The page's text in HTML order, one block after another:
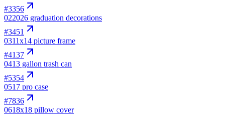
#3356
022026 graduation decorations
#3451
0311x14 picture frame
#4137
0413 gallon trash can
#5354
0517 pro case
#7836
0618x18 pillow cover